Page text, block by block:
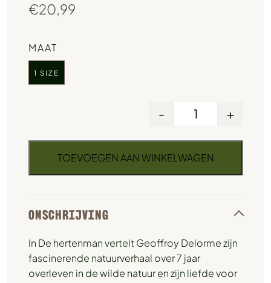
€20,99
MAAT
1 SIZE
- +
TOEVOEGEN AAN WINKELWAGEN
OMSCHRIJVING
In De hertenman vertelt Geoffroy Delorme zijn
fascinerende natuurverhaal over 7 jaar
overleven in de wilde natuur en zijn liefde voor